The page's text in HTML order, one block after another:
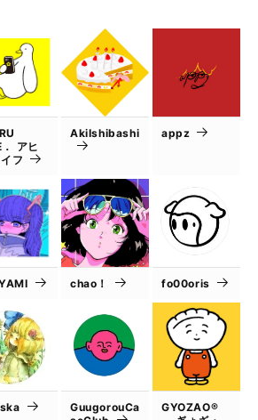
アヒ
フ
AkiIshibashi appz
chao！ fo00oris
GuugorouCa
GYOZAO®